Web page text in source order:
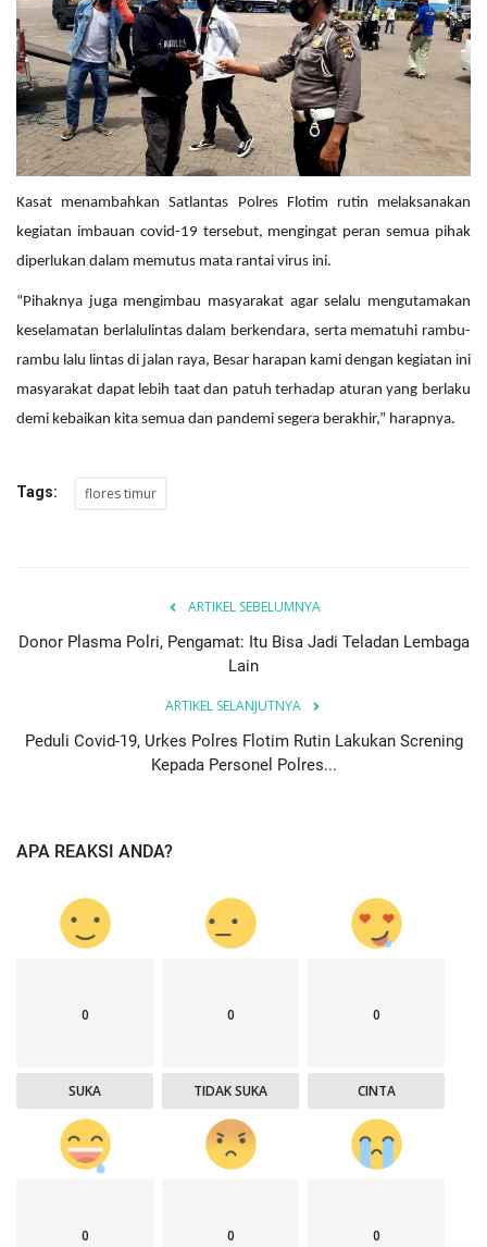
Kasat menambahkan Satlantas Polres Flotim rutin melaksanakan
kegiatan imbauan covid-19 tersebut, mengingat peran semua pihak
diperlukan dalam memutus mata rantai virus ini.
“Pihaknya juga mengimbau masyarakat agar selalu mengutamakan
keselamatan berlalulintas dalam berkendara, serta mematuhi rambu-
rambu lalu lintas di jalan raya, Besar harapan kami dengan kegiatan ini
masyarakat dapat lebih taat dan patuh terhadap aturan yang berlaku
demi kebaikan kita semua dan pandemi segera berakhir,” harapnya.
Tags: flores timur
ARTIKEL SEBELUMNYA
Donor Plasma Polri, Pengamat: Itu Bisa Jadi Teladan Lembaga
Lain
ARTIKEL SELANJUTNYA
Peduli Covid-19, Urkes Polres Flotim Rutin Lakukan Screning
Kepada Personel Polres...
APA REAKSI ANDA?
0
SUKA
0
TIDAK SUKA
0
CINTA
0 0 0